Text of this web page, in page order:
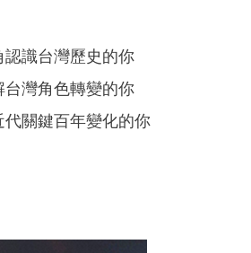
識台灣歷史的你
台灣角色轉變的你
關鍵百年變化的你